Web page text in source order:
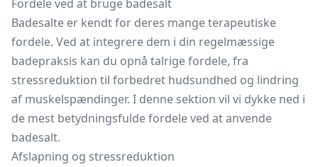
Fordele ved at bruge badesalt
Badesalte er kendt for deres mange terapeutiske
fordele. Ved at integrere dem i din regelmæssige
badepraksis kan du opnå talrige fordele, fra
stressreduktion til forbedret hudsundhed og lindring
af muskelspændinger. I denne sektion vil vi dykke ned i
de mest betydningsfulde fordele ved at anvende
badesalt.
Afslapning og stressreduktion